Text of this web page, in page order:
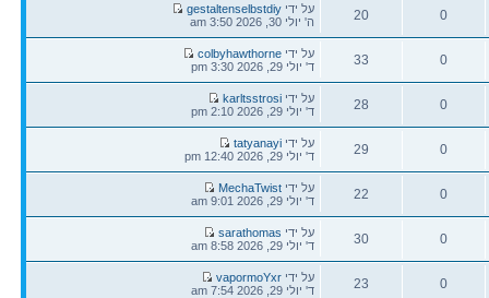
0
תגובות
20
צפיות
הודעה
אחרונה
על ידיgestaltenselbstdiy
ה' יולי 30, 2026 3:50 am
0
תגובות
33
צפיות
הודעה
אחרונה
על ידיcolbyhawthorne
ד' יולי 29, 2026 3:30 pm
0
תגובות
28
צפיות
הודעה
אחרונה
על ידיkarltsstrosi
ד' יולי 29, 2026 2:10 pm
0
תגובות
29
צפיות
הודעה
אחרונה
על ידיtatyanayi
ד' יולי 29, 2026 12:40 pm
0
תגובות
22
צפיות
הודעה
אחרונה
על ידיMechaTwist
ד' יולי 29, 2026 9:01 am
0
תגובות
30
צפיות
הודעה
אחרונה
על ידי sarathomas
ד' יולי 29, 2026 8:58 am
0
23
הודעה
אחרונה
על ידיvapormoYxr
ד' יולי 29, 2026 7:54 am